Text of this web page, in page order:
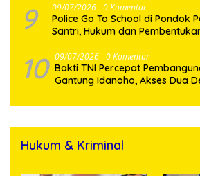
9 09/07/2026 0 Komentar
Police Go To School di Pondok
Santri, Hukum dan
10 09/07/2026 0 Komentar
Bakti TNI Percepat
Gantung Idanoho, Akses Dua
Hukum & Kriminal